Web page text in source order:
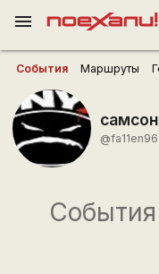
menu
События Маршруты
@fa11en96